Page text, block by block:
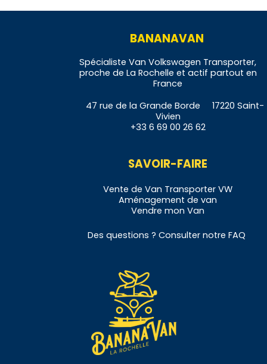
BANANAVAN
Spécialiste Van Volkswagen Transporter,
proche de La Rochelle et actif partout en
France
47 rue de la Grande Borde 17220 Saint-
Vivien
+33 6 69 00 26 62
SAVOIR-FAIRE
Vente de Van Transporter VW
Aménagement de van
Vendre mon Van
Des questions ? Consulter notre FAQ